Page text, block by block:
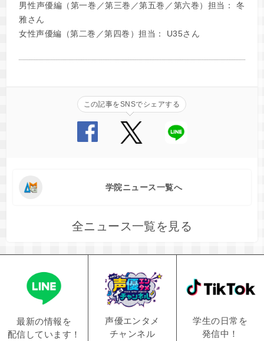
男性声優編（第一巻／第三巻／第五巻／第六巻）担当： 冬
雅さん
女性声優編（第二巻／第四巻）担当： U35さん
この記事をSNSでシェアする
学院ニュース一覧へ
全ニュース一覧を見る
最新の情報を
配信しています！
声優エンタメ
チャンネル
学生の日常を
発信中！